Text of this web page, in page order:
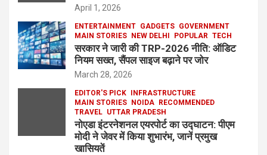
April 1, 2026
ENTERTAINMENT GADGETS GOVERNMENT
MAIN STORIES
NEW DELHI POPULAR TECH
सरकार ने जारी की TRP-2026 नीति: ऑडिट
नियम सख्त, सैंपल साइज बढ़ाने पर जोर
March 28, 2026
EDITOR'S PICK
INFRASTRUCTURE
MAIN STORIES
NOIDA
RECOMMENDED
TRAVEL UTTAR PRADESH
नोएडा इंटरनेशनल एयरपोर्ट का उद्घाटन: पीएम
मोदी ने जेवर में किया शुभारंभ, जानें प्रमुख
खासियतें